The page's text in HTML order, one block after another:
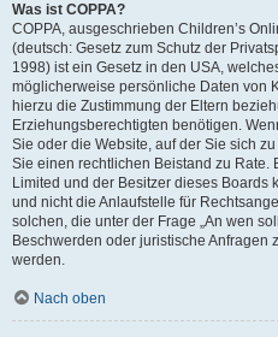
Was ist COPPA?
COPPA, ausgeschrieben Children’s
(deutsch: Gesetz zum Schutz der
1998) ist ein Gesetz in den USA,
möglicherweise persönliche Daten von
hierzu die Zustimmung der Eltern
Erziehungsberechtigten benötigen.
Sie oder die Website, auf der Sie sich
Sie einen rechtlichen Beistand zu Rate.
Limited und der Besitzer dieses Boards
und nicht die Anlaufstelle für
solchen, die unter der Frage „An wen
Beschwerden oder juristische Anfragen
werden.
Nach oben